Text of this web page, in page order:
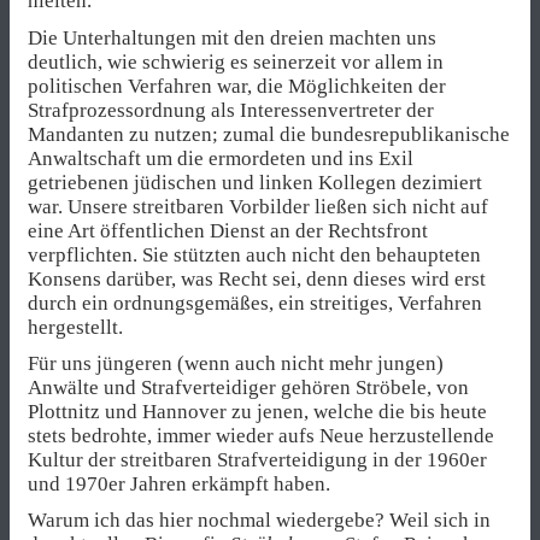
Die Unterhaltungen mit den dreien machten uns
deutlich, wie schwierig es seinerzeit vor allem in
politischen Verfahren war, die Möglichkeiten der
Strafprozessordnung als Interessenvertreter der
Mandanten zu nutzen; zumal die bundesrepublikanische
Anwaltschaft um die ermordeten und ins Exil
getriebenen jüdischen und linken Kollegen dezimiert
war. Unsere streitbaren Vorbilder ließen sich nicht auf
eine Art öffentlichen Dienst an der Rechtsfront
verpflichten. Sie stützten auch nicht den behaupteten
Konsens darüber, was Recht sei, denn dieses wird erst
durch ein ordnungsgemäßes, ein streitiges, Verfahren
hergestellt.
Für uns jüngeren (wenn auch nicht mehr jungen)
Anwälte und Strafverteidiger gehören Ströbele, von
Plottnitz und Hannover zu jenen, welche die bis heute
stets bedrohte, immer wieder aufs Neue herzustellende
Kultur der streitbaren Strafverteidigung in der 1960er
und 1970er Jahren erkämpft haben.
Warum ich das hier nochmal wiedergebe? Weil sich in